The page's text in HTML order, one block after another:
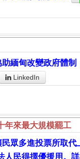
緬甸改變政府體
LinkedIn
年來最大規模罷工
眾多進投票所取
民得擇優援用。詳